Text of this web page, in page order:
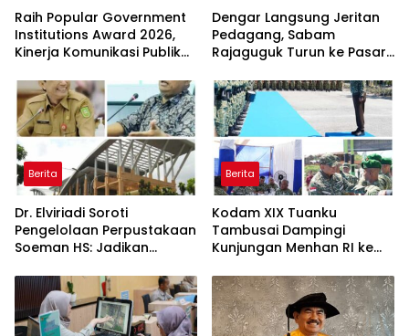
Raih Popular Government
Institutions Award 2026,
Kinerja Komunikasi Publik
Kembali Diakui
Dengar Langsung Jeritan
Pedagang, Sabam
Rajaguguk Turun ke Pasar
Berita
Dr. Elviriadi Soroti
Pengelolaan Perpustakaan
Soeman HS: Jadikan
Kawah Candradimuka
Intelektual
Berita
Kodam XIX Tuanku
Tambusai Dampingi
Kunjungan Menhan RI ke
Perkuat Pembangunan
Satuan